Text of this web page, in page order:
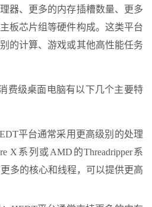
器、更多的内存插槽数量、更多
板芯片组等硬件构成。这类平台
的计算、游戏或其他高性能任务
费级桌面电脑有以下几个主要特
平台通常采用更高级别的处理
X系列或AMD的Threadripper系
多的核心和线程，可以提供更高